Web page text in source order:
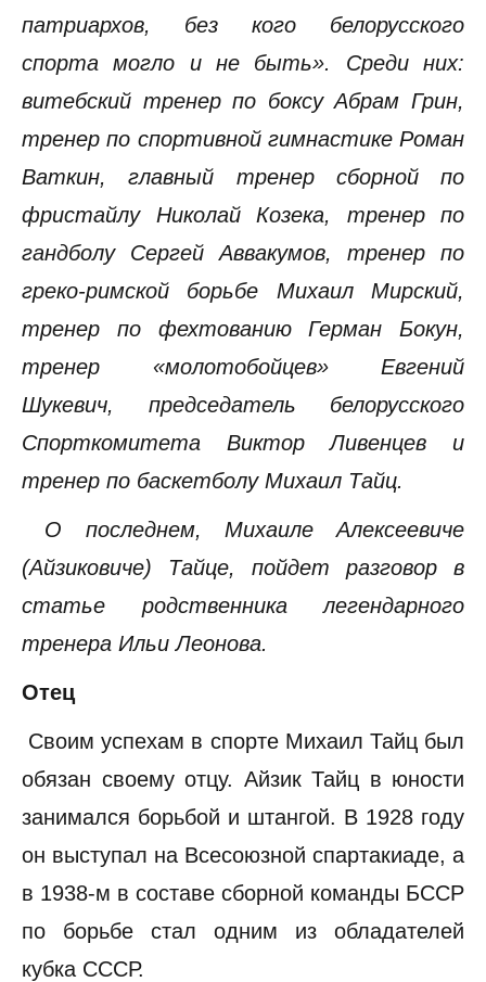
патриархов, без кого белорусского
спорта могло и не быть». Среди них:
витебский тренер по боксу Абрам Грин,
тренер по спортивной гимнастике Роман
Ваткин, главный тренер сборной по
фристайлу Николай Козека, тренер по
гандболу Сергей Аввакумов, тренер по
греко-римской борьбе Михаил Мирский,
тренер по фехтованию Герман Бокун,
тренер «молотобойцев» Евгений
Шукевич, председатель белорусского
Спорткомитета Виктор Ливенцев и
тренер по баскетболу Михаил Тайц.
О последнем, Михаиле Алексеевиче
(Айзиковиче) Тайце, пойдет разговор в
статье родственника легендарного
тренера Ильи Леонова.
Отец
Своим успехам в спорте Михаил Тайц был
обязан своему отцу. Айзик Тайц в юности
занимался борьбой и штангой. В 1928 году
он выступал на Всесоюзной спартакиаде, а
в 1938-м в составе сборной команды БССР
по борьбе стал одним из обладателей
кубка СССР.